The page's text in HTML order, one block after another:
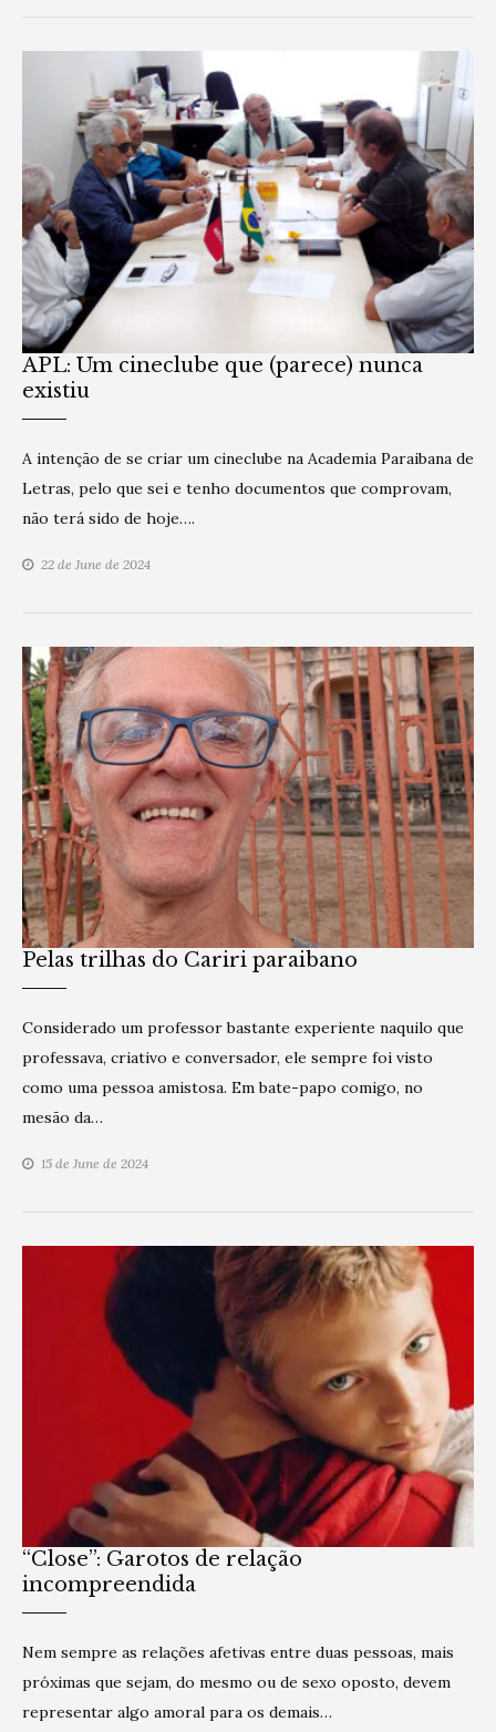
APL: Um cineclube que (parece) nunca
existiu
A intenção de se criar um cineclube na Academia Paraibana de
Letras, pelo que sei e tenho documentos que comprovam,
não terá sido de hoje….
22 de June de 2024
Pelas trilhas do Cariri paraibano
Considerado um professor bastante experiente naquilo que
professava, criativo e conversador, ele sempre foi visto
como uma pessoa amistosa. Em bate-papo comigo, no
mesão da…
15 de June de 2024
“Close”: Garotos de relação
incompreendida
Nem sempre as relações afetivas entre duas pessoas, mais
próximas que sejam, do mesmo ou de sexo oposto, devem
representar algo amoral para os demais…